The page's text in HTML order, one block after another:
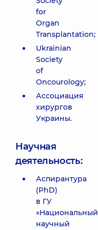
for
Organ
Transplantation;
Ukrainian
Society
of
Oncourology;
Ассоциация
хирургов
Украины.
Научная
деятельность:
Аспирантура
(PhD)
в ГУ
«Национальный
научный